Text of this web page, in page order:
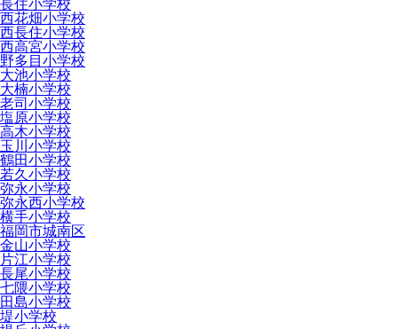
長住小学校
西花畑小学校
西長住小学校
西高宮小学校
野多目小学校
大池小学校
大楠小学校
老司小学校
塩原小学校
高木小学校
玉川小学校
鶴田小学校
若久小学校
弥永小学校
弥永西小学校
横手小学校
福岡市城南区
金山小学校
片江小学校
長尾小学校
七隈小学校
田島小学校
堤小学校